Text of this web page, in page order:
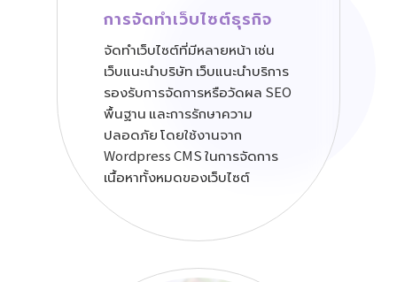
การจัดทำเว็บไซต์ธุรกิจ
จัดทำเว็บไซต์ที่มีหลายหน้า เช่น
เว็บแนะนำบริษัท เว็บแนะนำบริการ
รองรับการจัดการหรือวัดผล SEO
พื้นฐาน และการรักษาความ
ปลอดภัย โดยใช้งานจาก
Wordpress CMS ในการจัดการ
เนื้อหาทั้งหมดของเว็บไซต์